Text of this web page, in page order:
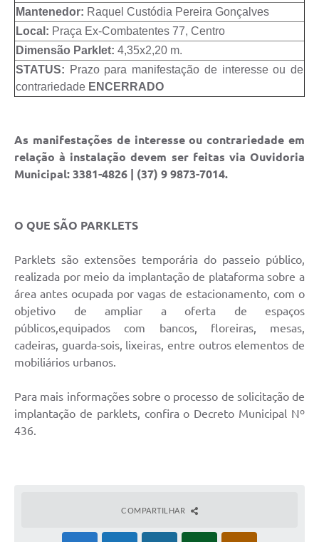
Mantenedor: Raquel Custódia Pereira Gonçalves
Local: Praça Ex-Combatentes 77, Centro
Dimensão Parklet: 4,35x2,20 m.
STATUS: Prazo para manifestação de interesse ou de
contrariedade ENCERRADO
As manifestações de interesse ou contrariedade em
relação à instalação devem ser feitas via Ouvidoria
Municipal: 3381-4826 | (37) 9 9873-7014.
O QUE SÃO PARKLETS
Parklets são extensões temporária do passeio público,
realizada por meio da implantação de plataforma sobre a
área antes ocupada por vagas de estacionamento, com o
objetivo de ampliar a oferta de espaços
públicos,equipados com bancos, floreiras, mesas,
cadeiras, guarda-sois, lixeiras, entre outros elementos de
mobiliários urbanos.
Para mais informações sobre o processo de solicitação de
implantação de parklets, confira o Decreto Municipal Nº
436.
COMPARTILHAR